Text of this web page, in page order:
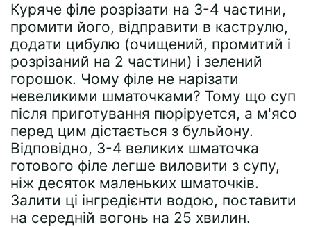
Куряче філе розрізати на 3-4 частини,
промити його, відправити в каструлю,
додати цибулю (очищений, промитий і
розрізаний на 2 частини) і зелений
горошок. Чому філе не нарізати
невеликими шматочками? Тому що суп
після приготування пюріруется, а м'ясо
перед цим дістається з бульйону.
Відповідно, 3-4 великих шматочка
готового філе легше виловити з супу,
ніж десяток маленьких шматочків.
Залити ці інгредієнти водою, поставити
на середній вогонь на 25 хвилин.